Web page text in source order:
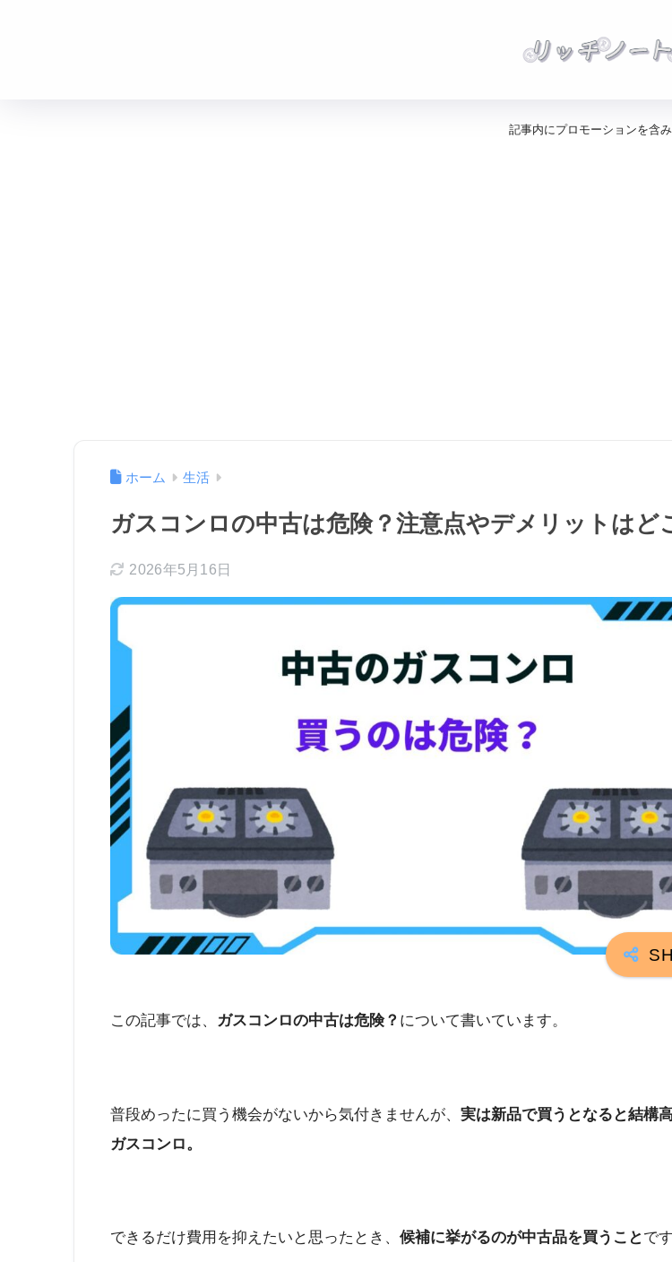
記事内にプロモーションを含
ホーム 生活
ガスコンロの中古は危険？注意点やデメリットはど
2026年5月16日
この記事では、 ガスコンロの中古は危険？ について書いています。
普段めったに買う機会がないから気付きませんが、 実は新品で買うとなると結構
ガスコンロ。
できるだけ費用を抑えたいと思ったとき、 候補に挙がるのが中古品を買うことで